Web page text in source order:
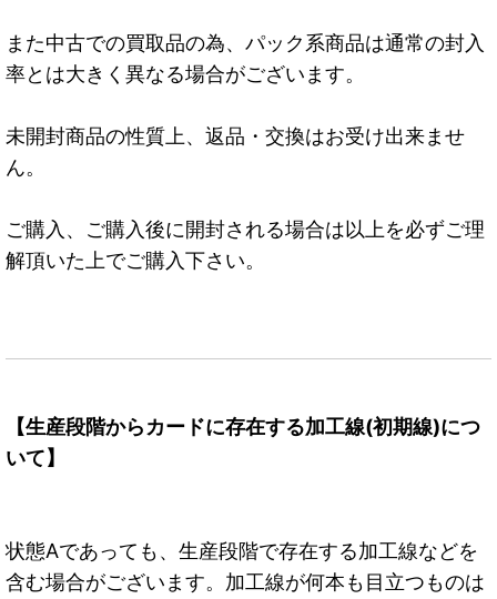
また中古での買取品の為、パック系商品は通常の封入
率とは大きく異なる場合がございます。
未開封商品の性質上、返品・交換はお受け出来ませ
ん。
ご購入、ご購入後に開封される場合は以上を必ずご理
解頂いた上でご購入下さい。
【生産段階からカードに存在する加工線(初期線)につ
いて】
状態Aであっても、生産段階で存在する加工線などを
含む場合がございます。加工線が何本も目立つものは